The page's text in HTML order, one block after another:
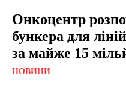
Онкоцентр
бункера для
за майже 15
НОВИНИ